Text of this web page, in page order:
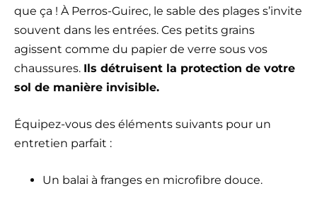
que ça ! À Perros-Guirec, le sable des plages s’invite
souvent dans les entrées. Ces petits grains
agissent comme du papier de verre sous vos
chaussures. Ils détruisent la protection de votre
sol de manière invisible.
Équipez-vous des éléments suivants pour un
entretien parfait :
Un balai à franges en microfibre douce.